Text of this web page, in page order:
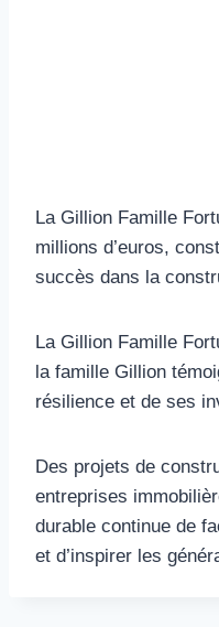
La Gillion Famille
millions d’euros,
succès dans la
La Gillion Famille
la famille Gillion
résilience et de ses
Des projets de
entreprises
durable continue de
et d’inspirer les